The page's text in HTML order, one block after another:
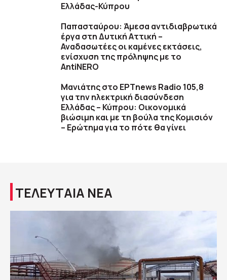
Ελλάδας-Κύπρου
Παπασταύρου: Άμεσα αντιδιαβρωτικά
έργα στη Δυτική Αττική –
Αναδασωτέες οι καμένες εκτάσεις,
ενίσχυση της πρόληψης με το
AntiNERO
Μανιάτης στο ΕΡΤnews Radio 105,8
για την ηλεκτρική διασύνδεση
Ελλάδας – Κύπρου: Οικονομικά
βιώσιμη και με τη βούλα της Κομισιόν
– Ερώτημα για το πότε θα γίνει
ΤΕΛΕΥΤΑΙΑ ΝΕΑ